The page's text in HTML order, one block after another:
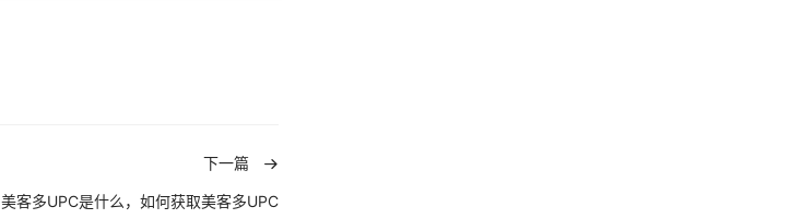
下一篇
美客多UPC是什么，如何获取美客多UPC